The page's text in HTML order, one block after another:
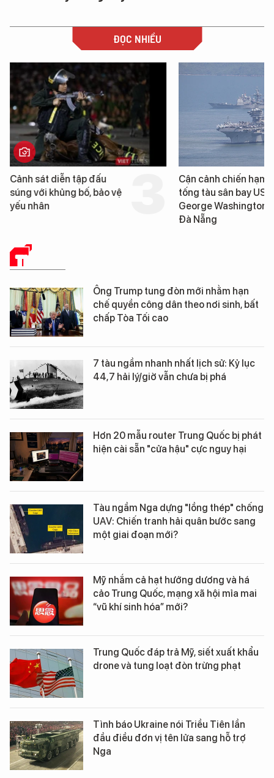
ĐỌC NHIỀU
Cảnh sát diễn tập đấu
súng với khủng bố, bảo vệ
yếu nhân
Cận cảnh chiến hạm
tống tàu sân bay USS
George Washington
Đà Nẵng
THẾ GIỚI
Ông Trump tung đòn mới nhằm hạn
chế quyền công dân theo nơi sinh, bất
chấp Tòa Tối cao
7 tàu ngầm nhanh nhất lịch sử: Kỷ lục
44,7 hải lý/giờ vẫn chưa bị phá
Hơn 20 mẫu router Trung Quốc bị phát
hiện cài sẵn "cửa hậu" cực nguy hại
Tàu ngầm Nga dựng "lồng thép" chống
UAV: Chiến tranh hải quân bước sang
một giai đoạn mới?
Mỹ nhắm cả hạt hướng dương và há
cảo Trung Quốc, mạng xã hội mỉa mai
“vũ khí sinh hóa” mới?
Trung Quốc đáp trả Mỹ, siết xuất khẩu
drone và tung loạt đòn trừng phạt
Tình báo Ukraine nói Triều Tiên lần
đầu điều đơn vị tên lửa sang hỗ trợ
Nga